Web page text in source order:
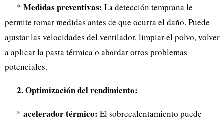
* Medidas preventivas: La detección temprana le
permite tomar medidas antes de que ocurra el daño. Puede
ajustar las velocidades del ventilador, limpiar el polvo, volver
a aplicar la pasta térmica o abordar otros problemas
potenciales.
2. Optimización del rendimiento:
* acelerador térmico: El sobrecalentamiento puede